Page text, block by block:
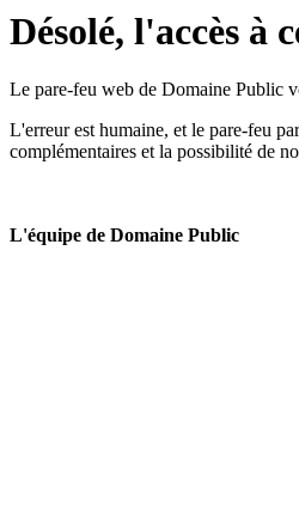
Désolé, l'accès à
Le pare-feu web de Domaine Public
L'erreur est humaine, et le pare-feu
complémentaires et la possibilité de
L'équipe de Domaine Public